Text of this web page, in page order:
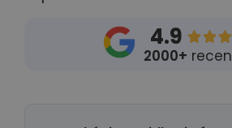
4.9 
2000+